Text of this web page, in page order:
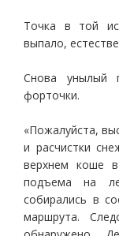
Точка в той
выпало,
Снова унылый
форточки.
«Пожалуйста,
и расчистки
верхнем коше
подъема на
собирались в
маршрута.